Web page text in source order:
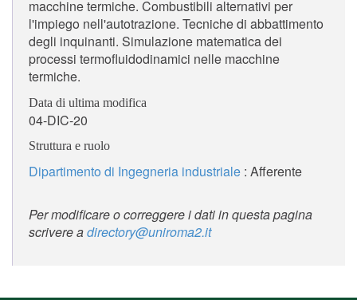
macchine termiche. Combustibili alternativi per
l'impiego nell'autotrazione. Tecniche di abbattimento
degli inquinanti. Simulazione matematica dei
processi termofluidodinamici nelle macchine
termiche.
Data di ultima modifica
04-DIC-20
Struttura e ruolo
Dipartimento di Ingegneria industriale : Afferente
Per modificare o correggere i dati in questa pagina
scrivere adirectory@uniroma2.it